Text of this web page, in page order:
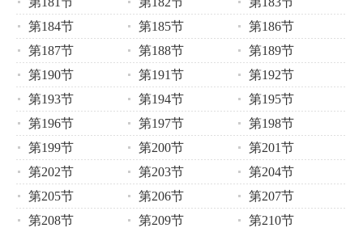
第184节
第185节
第186节
第187节
第188节
第189节
第190节
第191节
第192节
第193节
第194节
第195节
第196节
第197节
第198节
第199节
第200节
第201节
第202节
第203节
第204节
第205节
第206节
第207节
第208节
第209节
第210节